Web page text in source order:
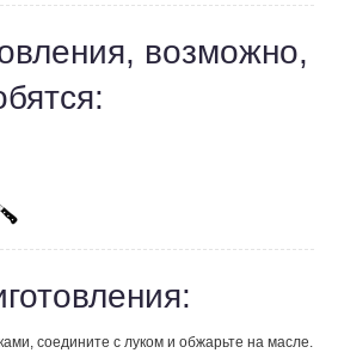
возможно,
соедините с луком и обжарьте на масле.